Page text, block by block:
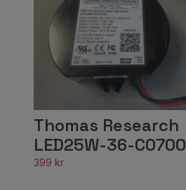
Thomas Research
LED25W-36-C0700
399 kr